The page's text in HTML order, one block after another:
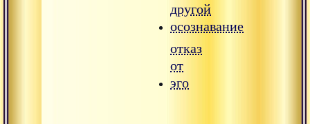
другой
осознавание
отказ
от
эго